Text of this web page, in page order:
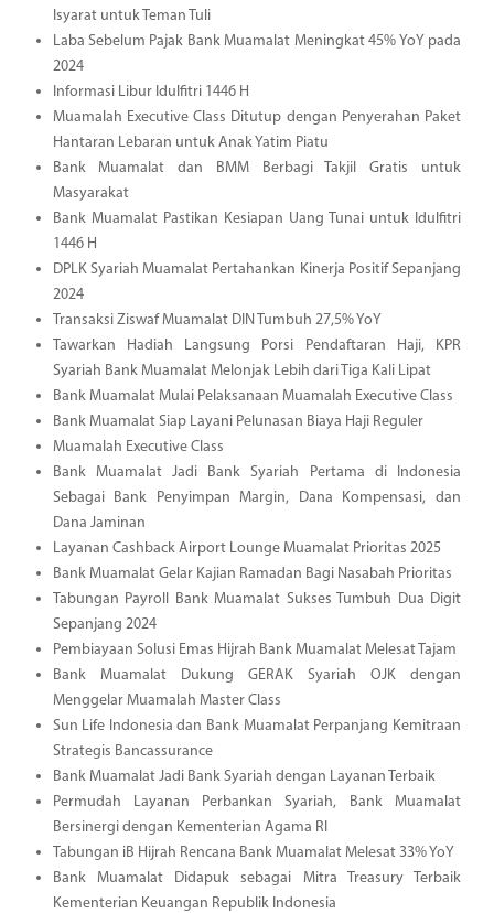
Isyarat untuk Teman Tuli
Laba Sebelum Pajak Bank Muamalat Meningkat 45% YoY pada
2024
Informasi Libur Idulfitri 1446 H
Muamalah Executive Class Ditutup dengan Penyerahan Paket
Hantaran Lebaran untuk Anak Yatim Piatu
Bank Muamalat dan BMM Berbagi Takjil Gratis untuk
Masyarakat
Bank Muamalat Pastikan Kesiapan Uang Tunai untuk Idulfitri
1446 H
DPLK Syariah Muamalat Pertahankan Kinerja Positif Sepanjang
2024
Transaksi Ziswaf Muamalat DIN Tumbuh 27,5% YoY
Tawarkan Hadiah Langsung Porsi Pendaftaran Haji, KPR
Syariah Bank Muamalat Melonjak Lebih dari Tiga Kali Lipat
Bank Muamalat Mulai Pelaksanaan Muamalah Executive Class
Bank Muamalat Siap Layani Pelunasan Biaya Haji Reguler
Muamalah Executive Class
Bank Muamalat Jadi Bank Syariah Pertama di Indonesia
Sebagai Bank Penyimpan Margin, Dana Kompensasi, dan
Dana Jaminan
Layanan Cashback Airport Lounge Muamalat Prioritas 2025
Bank Muamalat Gelar Kajian Ramadan Bagi Nasabah Prioritas
Tabungan Payroll Bank Muamalat Sukses Tumbuh Dua Digit
Sepanjang 2024
Pembiayaan Solusi Emas Hijrah Bank Muamalat Melesat Tajam
Bank Muamalat Dukung GERAK Syariah OJK dengan
Menggelar Muamalah Master Class
Sun Life Indonesia dan Bank Muamalat Perpanjang Kemitraan
Strategis Bancassurance
Bank Muamalat Jadi Bank Syariah dengan Layanan Terbaik
Permudah Layanan Perbankan Syariah, Bank Muamalat
Bersinergi dengan Kementerian Agama RI
Tabungan iB Hijrah Rencana Bank Muamalat Melesat 33% YoY
Bank Muamalat Didapuk sebagai Mitra Treasury Terbaik
Kementerian Keuangan Republik Indonesia